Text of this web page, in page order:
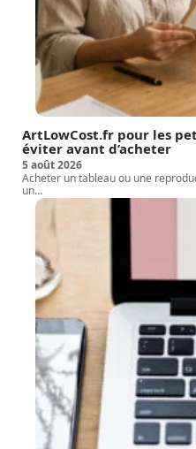
ArtLowCost.fr pour les
éviter avant d’acheter
5 août 2026
Acheter un tableau ou une
un…